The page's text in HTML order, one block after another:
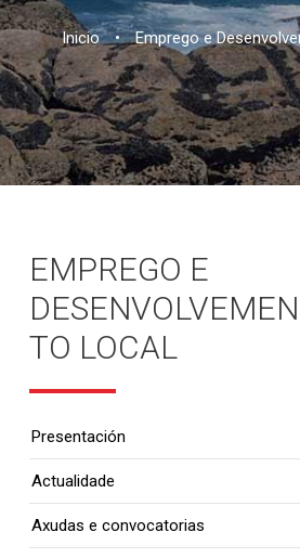
Inicio • Emprego e
EMPREGO E
DESENVOLVEMEN
TO LOCAL
Presentación
Actualidade
Axudas e convocatorias